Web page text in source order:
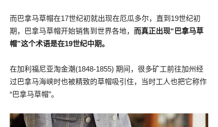
而巴拿马草帽在17世纪初就出现在厄瓜多尔，直到19世纪初
期，巴拿马草帽开始销售到世界各地， 而真正出现“巴拿马草
帽”这个术语是在19世纪中期。
在加利福尼亚淘金潮(1848-1855) 期间，很多矿工前往加州经
过巴拿马海峡时也被精致的草帽吸引住，当时工人也把它称作
“巴拿马草帽”。